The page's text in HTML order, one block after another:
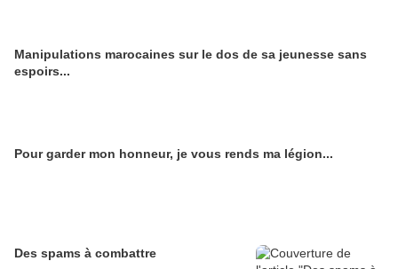
Manipulations marocaines sur le dos de sa jeunesse sans
espoirs...
Pour garder mon honneur, je vous rends ma légion...
Des spams à combattre